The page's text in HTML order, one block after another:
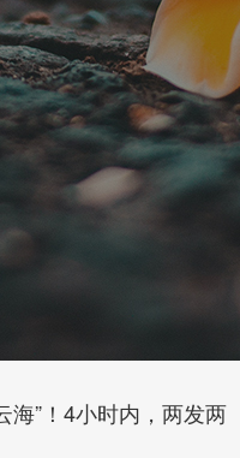
海”！4小时内，两发两